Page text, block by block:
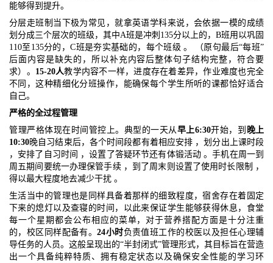
能够得到提升。
分层走班制当下极为常见，就拿英语学科来说，会依据一模的成绩
划分成三个层次的班级，其中A班是冲刺135分以上的，B班用以巩固
110至135分的，C班是夯实基础的，每个班级 。 （原句最后“每班”
后面内容是缺失的，所以补充内容后整体句子结构完整，符合要
求）。 15-20人教学内容不一样，进度存在着差异，作业难度也完全
不同，这种精细化分班操作，能确保每个学生所听的课都恰好适合
自己。
严格的全过程管理
管理严格体现在时间管控上。典型的一天从 早上6:30开始，到 晚上
10:30晚自习结束后，各个时间段都有着相应安排 ，划分出上课时段
，安排了自习时间 ，设置了答疑环节还有体锻活动 。手机在周一到
周五期间要统一办理保管手续 ，到了周末则设置了使用时长限制 ，
得以最大程度地去减少干扰 。
生活当中的管理也是同样具备着那样的细致程度，宿舍存在着固定
下来的熄灯以及查寝的时间，以此来保证学生能够获得休息，食堂
每一个星期都会公布相应的菜单，对于营养搭配方面是十分注重
的，校区同样配备有。24小时负责值班工作的校医以及担任心理辅
导任务的人员。这般呈现出的“半封闭式”管理形式，其目标旨在营造
出一个具备纯粹特质、拥有稳定状态以及确保安全性能的学习环